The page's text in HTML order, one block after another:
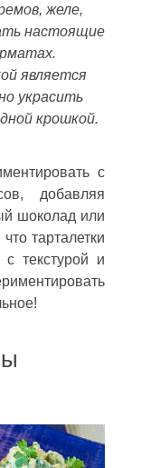
желе,
настоящие
является
украсить
крошкой.
с
добавляя
шоколад или
тарталетки
с текстурой и